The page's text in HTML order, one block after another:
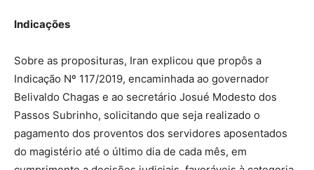
Indicações
Sobre as proposituras, Iran explicou que propôs a
Indicação Nº 117/2019, encaminhada ao governador
Belivaldo Chagas e ao secretário Josué Modesto dos
Passos Subrinho, solicitando que seja realizado o
pagamento dos proventos dos servidores aposentados
do magistério até o último dia de cada mês, em